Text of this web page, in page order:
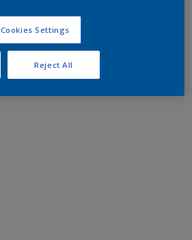
Cookies Settings
Reject All